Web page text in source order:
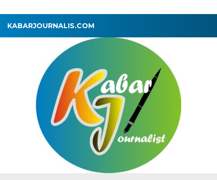
KABARJOURNALIS.COM